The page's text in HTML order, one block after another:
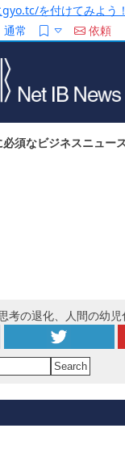
を付けてみよう！
通常
依頼